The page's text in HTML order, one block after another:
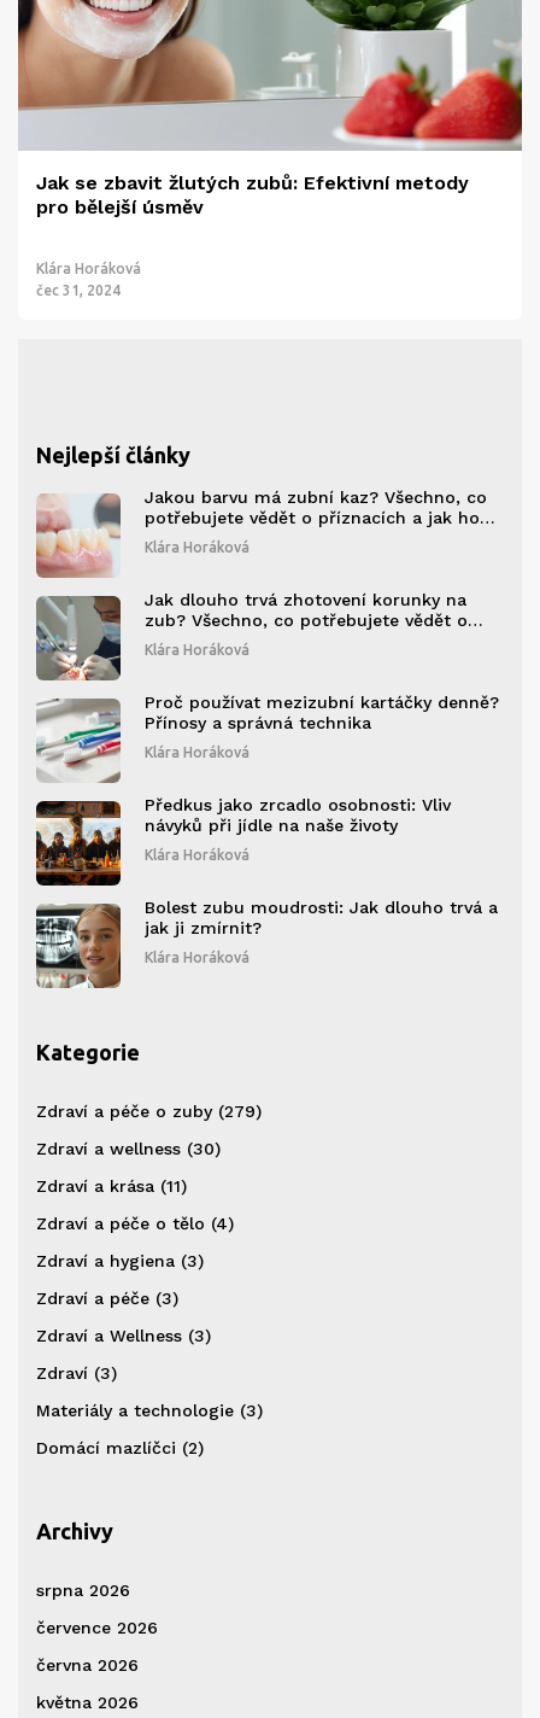
Jak se zbavit žlutých zubů: Efektivní metody
pro bělejší úsměv
Klára Horáková
čec 31, 2024
Nejlepší články
Jakou barvu má zubní kaz? Všechno, co
potřebujete vědět o příznacích a jak ho
rozpoznat
Klára Horáková
Jak dlouho trvá zhotovení korunky na
zub? Všechno, co potřebujete vědět o
procesu a časovém rozvrhu
Klára Horáková
Proč používat mezizubní kartáčky denně?
Přínosy a správná technika
Klára Horáková
Předkus jako zrcadlo osobnosti: Vliv
návyků při jídle na naše životy
Klára Horáková
Bolest zubu moudrosti: Jak dlouho trvá a
jak ji zmírnit?
Klára Horáková
Kategorie
Zdraví a péče o zuby (279)
Zdraví a wellness (30)
Zdraví a krása (11)
Zdraví a péče o tělo (4)
Zdraví a hygiena (3)
Zdraví a péče (3)
Zdraví a Wellness (3)
Zdraví (3)
Materiály a technologie (3)
Domácí mazlíčci (2)
Archivy
srpna 2026
července 2026
června 2026
května 2026